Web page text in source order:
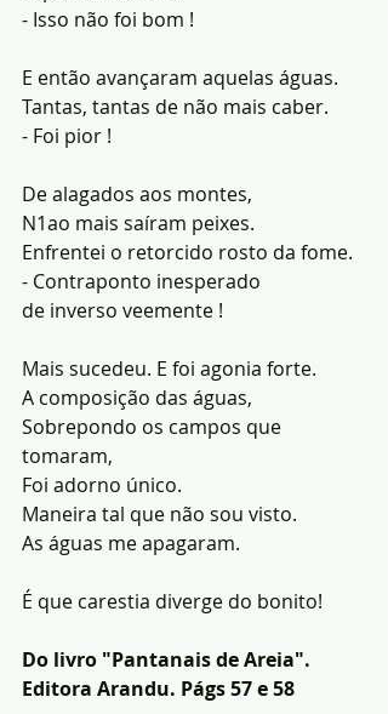
- Isso não foi bom !
E então avançaram aquelas águas.
Tantas, tantas de não mais caber.
- Foi pior !
De alagados aos montes,
N1ao mais saíram peixes.
Enfrentei o retorcido rosto da fome.
- Contraponto inesperado
de inverso veemente !
Mais sucedeu. E foi agonia forte.
A composição das águas,
Sobrepondo os campos que
tomaram,
Foi adorno único.
Maneira tal que não sou visto.
As águas me apagaram.
É que carestia diverge do bonito!
Do livro "Pantanais de Areia".
Editora Arandu. Págs 57 e 58